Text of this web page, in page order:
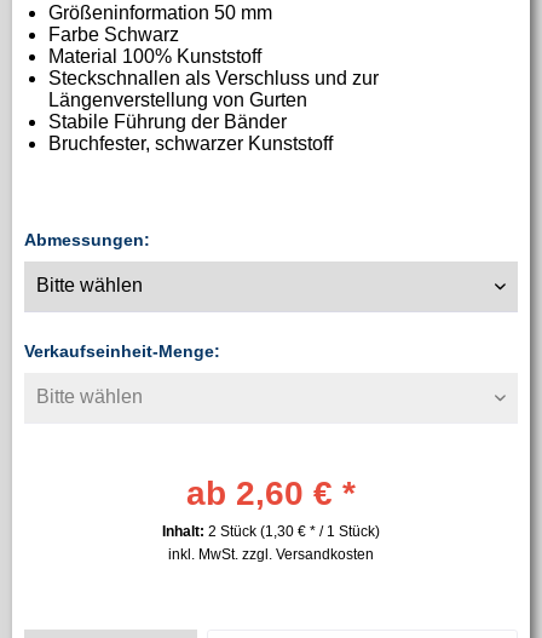
Größeninformation 50 mm
Farbe Schwarz
Material 100% Kunststoff
Steckschnallen als Verschluss und zur
Längenverstellung von Gurten
Stabile Führung der Bänder
Bruchfester, schwarzer Kunststoff
Abmessungen:
Verkaufseinheit-Menge:
ab 2,60 € *
Inhalt: 2 Stück (1,30 € * / 1 Stück)
inkl. MwSt. zzgl. Versandkosten